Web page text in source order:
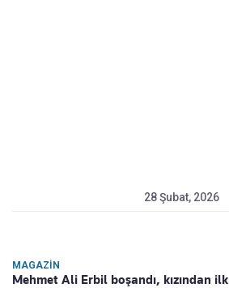
28 Şubat, 2026
MAGAZIN
Mehmet Ali Erbil boşandı, kızından ilk